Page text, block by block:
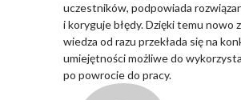
uczestników, podpowiada
i koryguje błędy. Dzięki temu nowo
wiedza od razu przekłada się na
umiejętności możliwe do
po powrocie do pracy.